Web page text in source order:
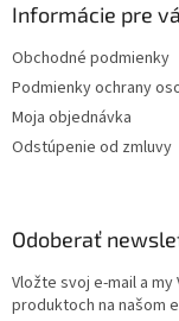
Informácie pre
Obchodné podmienky
Podmienky ochrany
Moja objednávka
Odstúpenie od zmluvy
Odoberať
Vložte svoj e-mail a
produktoch na našom